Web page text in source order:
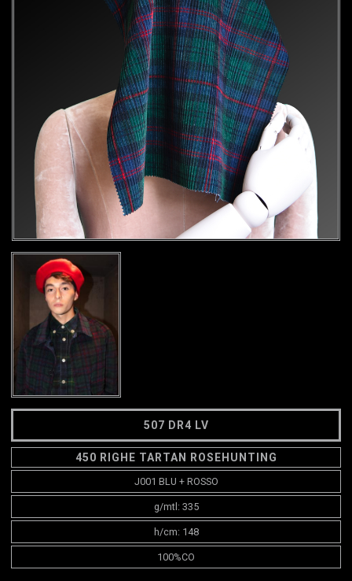
507 DR4 LV
450 RIGHE TARTAN ROSEHUNTING
J001 BLU + ROSSO
g/mtl: 335
h/cm: 148
100%CO